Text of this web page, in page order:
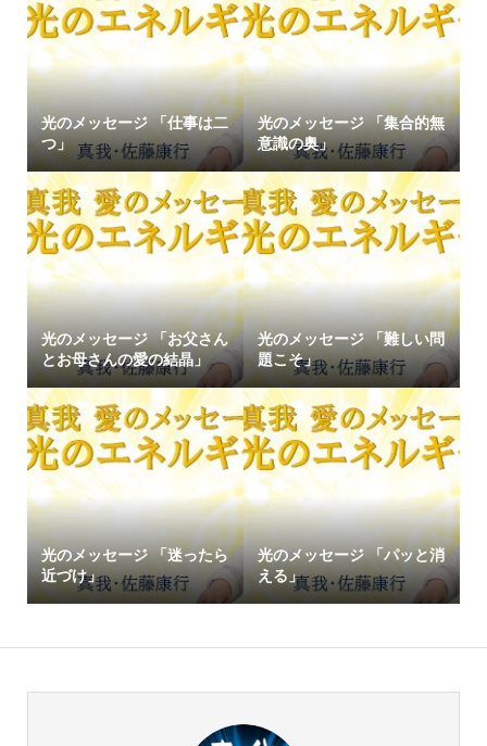
光のメッセージ 「仕事は二
つ」
光のメッセージ 「集合的無
意識の奥」
光のメッセージ 「お父さん
とお母さんの愛の結晶」
光のメッセージ 「難しい問
題こそ」
光のメッセージ 「迷ったら
近づけ」
光のメッセージ 「パッと消
える」